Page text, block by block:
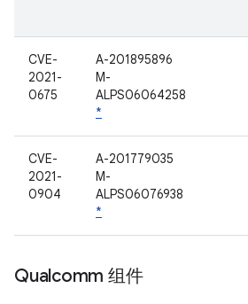
CVE-
2021-
0675
A-201895896
M-
ALPS06064258
*
CVE-
2021-
0904
A-201779035
M-
ALPS06076938
*
Qualcomm 组件